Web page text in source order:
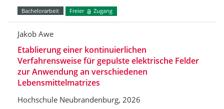
Bachelorarbeit Freier Zugang
Jakob Awe
Etablierung einer kontinuierlichen
Verfahrensweise für gepulste elektrische Felder
zur Anwendung an verschiedenen
Lebensmittelmatrizes
Hochschule Neubrandenburg, 2026